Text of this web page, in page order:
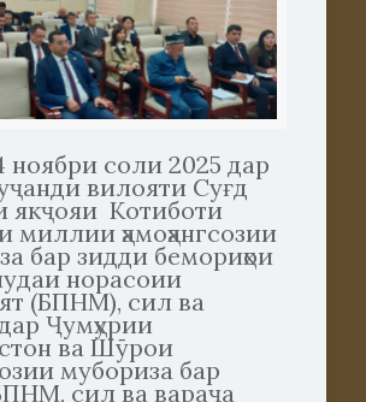
ноябри соли 2025 дар
вилояти Суғд
якҷояи Котиботи
миллии ҳамоҳангсозии
бар зидди бемориҳои
норасоии
(БПНМ), сил ва
Ҷумҳурии
ва Шӯрои
мубориза бар
сил ва вараҷа